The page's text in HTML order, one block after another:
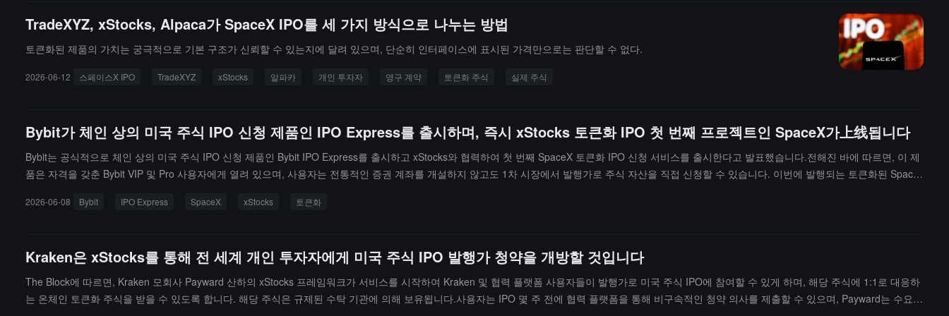
TradeXYZ, xStocks, Alpaca가 SpaceX IPO를 세 가지 방식으로 나누는 방법
토큰화된 제품의 가치는 궁극적으로 기본 구조가 신뢰할 수 있는지에 달려 있으며, 단순히 인터페이스에 표시된 가격만으로는 판단할 수 없다.
2026-06-12 스페이스X IPO TradeXYZ xStocks 알파카 개인 투자자 영구 계약 토큰화 주식 실제 주식
Bybit가 체인 상의 미국 주식 IPO 신청 제품인 IPO Express를 출시하며, 즉시 xStocks 토큰화 IPO 첫 번째 프로젝트인 SpaceX가上线됩니다
Bybit는 공식적으로 체인 상의 미국 주식 IPO 신청 제품인 Bybit IPO Express를 출시하고 xStocks와 협력하여 첫 번째 SpaceX 토큰화 IPO 신청 서비스를 출시한다고 발표했습니다.전해진 바에 따르면, 이 제
품은 자격을 갖춘 Bybit VIP 및 Pro 사용자에게 열려 있으며, 사용자는 전통적인 증권 계좌를 개설하지 않고도 1차 시장에서 발행가로 주식 자산을 직접 신청할 수 있습니다. 이번에 발행되는 토큰화된 Space
일 ~ 11일할당 단계: 6월 11일 ~ 12일현물 거래 시작: 6월 12일공식 발표에 따르면, Bybit 플랫폼은 앞으로도 체인 상의 미국 주식 및 RWA 생태계를 지속적으로 확장하여 더 다양한 투자 기회를 제공할 예정
2026-06-08 Bybit IPO Express SpaceX xStocks 토큰화
Kraken은 xStocks를 통해 전 세계 개인 투자자에게 미국 주식 IPO 발행가 청약을 개방할 것입니다
The Block에 따르면, Kraken 모회사 Payward 산하의 xStocks 프레임워크가 서비스를 시작하여 Kraken 및 협력 플랫폼 사용자들이 발행가로 미국 주식 IPO에 참여할 수 있게 하며, 해당 주식에 1:1로 대응하
는 온체인 토큰화 주식을 받을 수 있도록 합니다. 해당 주식은 규제된 수탁 기관에 의해 보유됩니다.사용자는 IPO 몇 주 전에 협력 플랫폼을 통해 비구속적인 청약 의사를 제출할 수 있으며, Payward는 수요를